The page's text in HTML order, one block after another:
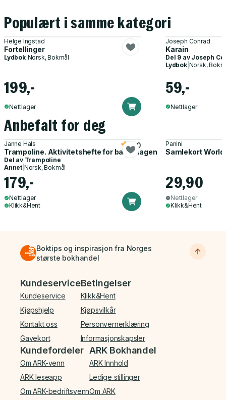
Populært i samme kategori
Helge Ingstad
Fortellinger
Lydbok| Norsk, Bokmål
199,-
Nettlager
Joseph Conrad
Karain
Del 9 av Joseph
Lydbok| Norsk,
59,-
Nettlager
Anbefalt for deg
Janne Hals
Trampoline. Aktivitetshefte for barnehagen
5.0
Del av Trampoline
Annet Norsk, Bokmål
179,-
Nettlager
Klikk&Hent
Panini
Samlekort
29,90
Nettlager
Klikk&Hent
Boktips og inspirasjon fra Norges
største bokhandel
Bunnmeny
Kundeservice
Kundeservice
Kjøpshjelp
Kontakt oss
Gavekort
Betingelser
Klikk&Hent
Kjøpsvilkår
Personvernerklæring
Informasjonskapsler
Kundefordeler
Om ARK-venn
ARK leseapp
Om ARK-bedriftsvenn
ARK Bokhandel
ARK Innhold
Ledige stillinger
Om ARK